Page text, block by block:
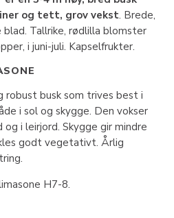
og tett, grov vekst. Brede,
Tallrike, rødlilla blomster
i juni-juli. Kapselfrukter.
robust busk som trives best i
i sol og skygge. Den vokser
i leirjord. Skygge gir mindre
godt vegetativt. Årlig
H7-8.